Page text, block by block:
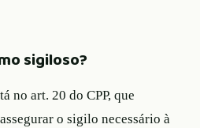
sigiloso?
no art. 20 do CPP, que
o sigilo necessário à